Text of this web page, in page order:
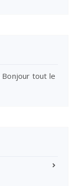
Bonjour tout le